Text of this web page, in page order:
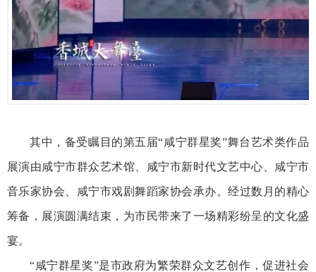
其中，备受瞩目的第五届“咸宁群星奖”舞台艺术类作品
展演由咸宁市群众艺术馆、咸宁市新时代文艺中心、咸宁市
音乐家协会、咸宁市戏剧舞蹈家协会承办。经过数月的精心
筹备，展演圆满结束，为市民带来了一场精彩纷呈的文化盛
宴。
“咸宁群星奖”是市政府为繁荣群众文艺创作，促进社会